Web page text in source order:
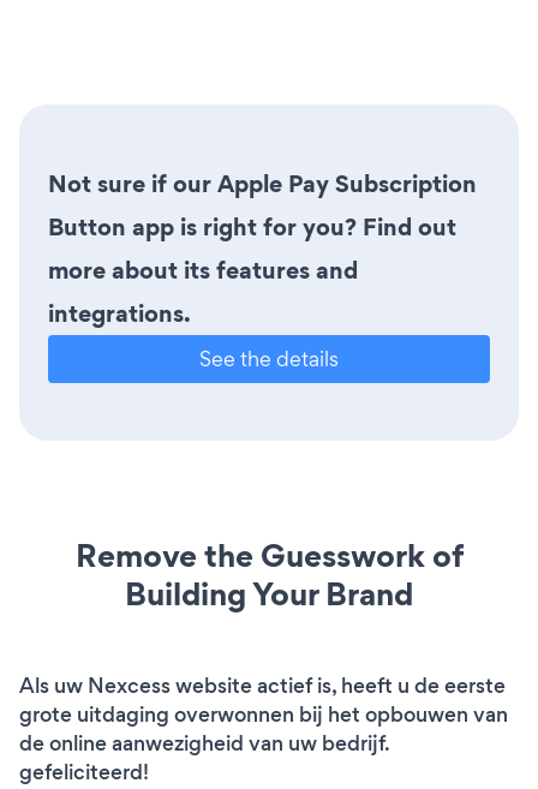
Not sure if our Apple Pay Subscription
Button app is right for you? Find out
more about its features and
integrations.
See the details
Remove the Guesswork of
Building Your Brand
Als uw Nexcess website actief is, heeft u de eerste
grote uitdaging overwonnen bij het opbouwen van
de online aanwezigheid van uw bedrijf.
gefeliciteerd!